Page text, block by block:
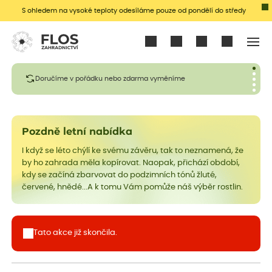
S ohledem na vysoké teploty odesíláme pouze od pondělí do středy
Doručíme v pořádku nebo zdarma vyměníme
Pozdně letní nabídka
I když se léto chýlí ke svému závěru, tak to neznamená, že
by ho zahrada měla kopírovat. Naopak, přichází období,
kdy se začíná zbarvovat do podzimních tónů žluté,
červené, hnědé...A k tomu Vám pomůže náš výběr rostlin.
Tato akce již skončila.